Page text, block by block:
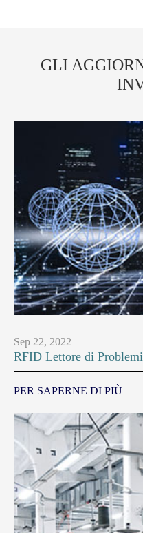
GLI
Sep 22, 2022
RFID Lettore di
PER SAPERNE DI PIÙ